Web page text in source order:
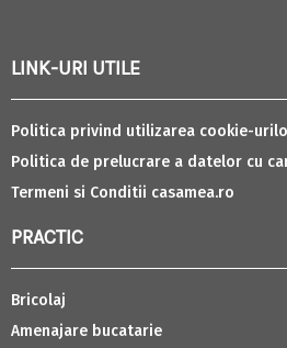
LINK-URI UTILE
Politica privind utilizarea cookie-
Politica de prelucrare a datelor cu
Termeni si Conditii casamea.ro
PRACTIC
Bricolaj
Amenajare bucatarie